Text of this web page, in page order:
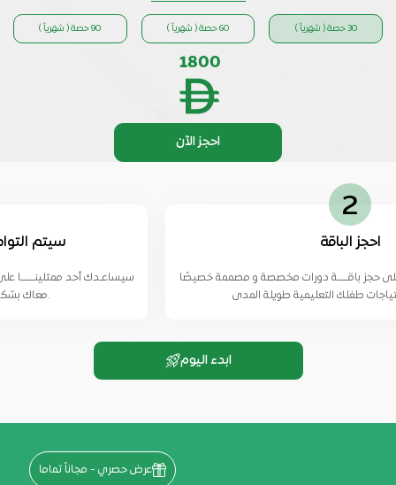
30 حصة ( شهرياً ) 60 حصة ( شهرياً ) 90 حصة ( شهرياً )
1800
احجز الآن
مخصصة و مصممة خصيصًا
سيتم التواصل معك لتحديد
سيساعـدك أحد ممثلينـــــا على تحديد الجدول المناسب
ابدء اليوم
عرض حصري - مجاناً تماما